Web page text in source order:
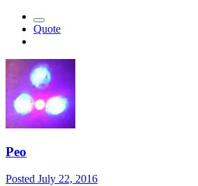
Quote
Peo
Posted July 22, 2016